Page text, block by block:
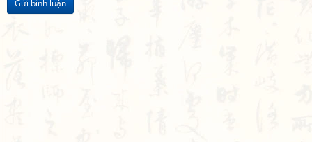
Gửi bình luận